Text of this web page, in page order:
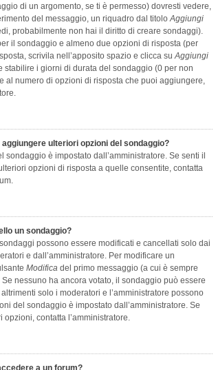
di un argomento, se ti è permesso) dovresti vedere,
del messaggio, un riquadro dal titoloAggiungi
probabilmente non hai il diritto di creare sondaggi).
il sondaggio e almeno due opzioni di risposta (per
scrivila nell’apposito spazio e clicca suAggiungi
stabilire i giorni di durata del sondaggio (0 per non
al numero di opzioni di risposta che puoi aggiungere,
ulteriori opzioni del sondaggio?
sondaggio è impostato dall’amministratore. Se senti il
opzioni di risposta a quelle consentite, contatta
un sondaggio?
possono essere modificati e cancellati solo dai
e dall’amministratore. Per modificare un
Modifica del primo messaggio (a cui è sempre
nessuno ha ancora votato, il sondaggio può essere
solo i moderatori e l’amministratore possono
del sondaggio è impostato dall’amministratore. Se
contatta l’amministratore.
a un forum?